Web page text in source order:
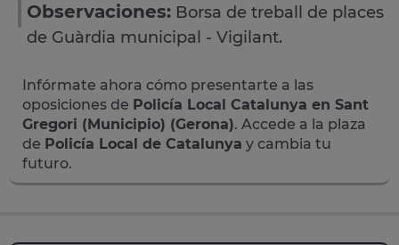
Observaciones: Borsa de treball de places
de Guàrdia municipal - Vigilant.
Infórmate ahora cómo presentarte a las
oposiciones de Policía Local Catalunya en Sant
Gregori (Municipio) (Gerona). Accede a la plaza
de Policía Local de Catalunya y cambia tu
futuro.